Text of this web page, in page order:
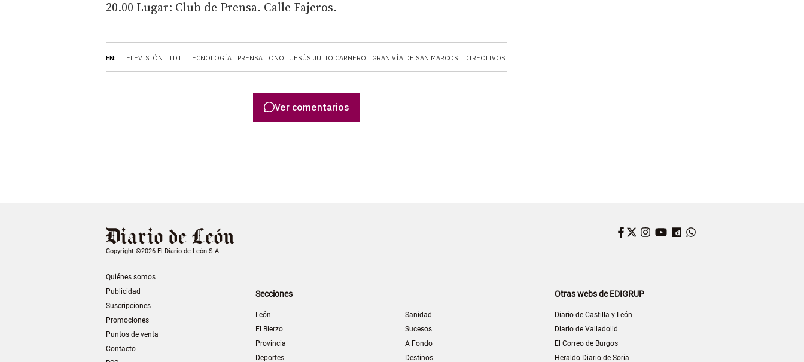
EN: TELEVISIÓN TDT TECNOLOGÍA PRENSA ONO JESÚS JULIO CARNERO GRAN VÍA DE SAN MARCOS DIRECTIVOS
20.00 Lugar: Club de Prensa. Calle Fajeros.
Ver comentarios
Copyright ©2026 El Diario de León S.A.
Quiénes somos
Publicidad
Suscripciones
Promociones
Puntos de venta
Contacto
Facebook
Twitter
Instagram
YouTube
Dailymotion
Secciones
León
El Bierzo
Provincia
Deportes
Sanidad
Sucesos
A Fondo
Destinos
Otras webs de EDIGRUP
Diario de Castilla y León
Diario de Valladolid
El Correo de Burgos
Heraldo-Diario de Soria